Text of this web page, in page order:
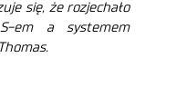
się, że rozjechało
em a systemem